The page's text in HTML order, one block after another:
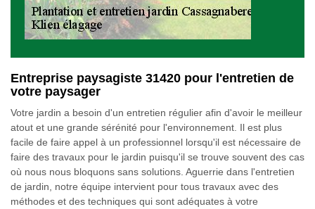
Entreprise paysagiste 31420 pour l'entretien de
votre paysager
Votre jardin a besoin d'un entretien régulier afin d'avoir le meilleur
atout et une grande sérénité pour l'environnement. Il est plus
facile de faire appel à un professionnel lorsqu'il est nécessaire de
faire des travaux pour le jardin puisqu'il se trouve souvent des cas
où nous nous bloquons sans solutions. Aguerrie dans l'entretien
de jardin, notre équipe intervient pour tous travaux avec des
méthodes et des techniques qui sont adéquates à votre